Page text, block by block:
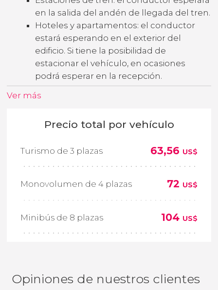
en la salida del andén de llegada del tren.
Hoteles y apartamentos: el conductor
estará esperando en el exterior del
edificio. Si tiene la posibilidad de
estacionar el vehículo, en ocasiones
podrá esperar en la recepción.
Ver más
Precio total por vehículo
Turismo de 3 plazas 63,56 US$
Monovolumen de 4 plazas 72 US$
Minibús de 8 plazas 104 US$
Opiniones de nuestros clientes